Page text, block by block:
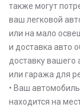
также могут
ваш легковой
или на мало
и доставка авто
доставку
или гаража для
• Ваш
находится на